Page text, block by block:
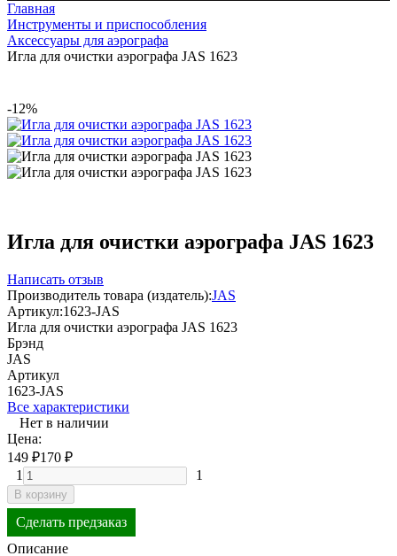
Главная
Инструменты и приспособления
Аксессуары для аэрографа
Игла для очистки аэрографа JAS 1623
-12%
Игла для очистки аэрографа JAS 1623
Написать отзыв
Производитель товара (издатель):JAS
Артикул:1623-JAS
Игла для очистки аэрографа JAS 1623
Брэнд
JAS
Артикул
1623-JAS
Все характеристики
Нет в наличии
Цена:
149 ₽170 ₽
1
1
В корзину
Сделать предзаказ
Описание